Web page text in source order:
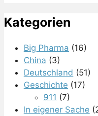
Kategorien
Big Pharma (16)
China (3)
Deutschland (51)
Geschichte (17)
911 (7)
In eigener Sache